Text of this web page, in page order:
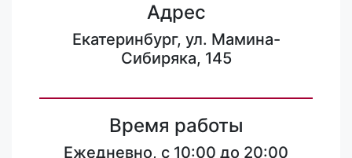
Адрес
Екатеринбург, ул. Мамина-
Сибиряка, 145
Время работы
Ежедневно, с 10:00 до 20:00